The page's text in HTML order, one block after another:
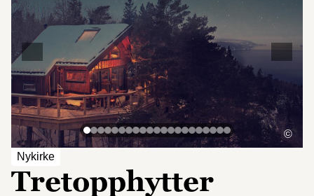
Nykirke
Tretopphytter
©